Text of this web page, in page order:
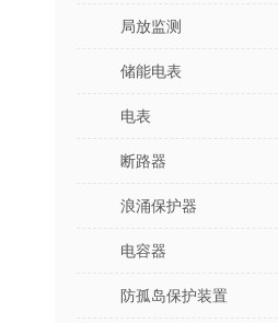
局放监测
储能电表
电表
断路器
浪涌保护器
电容器
防孤岛保护装置